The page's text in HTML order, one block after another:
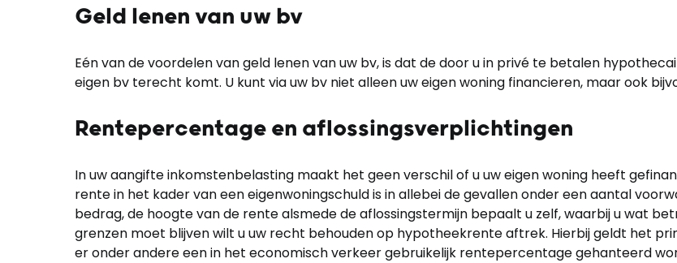
Geld lenen van uw bv
Eén van de voordelen van geld lenen van uw bv, is dat de door u in privé te betalen
eigen bv terecht komt. U kunt via uw bv niet alleen uw eigen woning financieren, maar ook
Rentepercentage en aflossingsverplichtingen
In uw aangifte inkomstenbelasting maakt het geen verschil of u uw eigen woning heeft
rente in het kader van een eigenwoningschuld is in allebei de gevallen onder een aantal
bedrag, de hoogte van de rente alsmede de aflossingstermijn bepaalt u zelf, waarbij u wat
grenzen moet blijven wilt u uw recht behouden op hypotheekrente aftrek. Hierbij geldt het
er onder andere een in het economisch verkeer gebruikelijk rentepercentage gehanteerd